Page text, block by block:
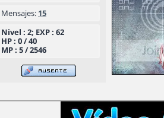
Mensajes: 15
Nivel : 2; EXP : 62
HP : 0 / 40
MP : 5 / 2546